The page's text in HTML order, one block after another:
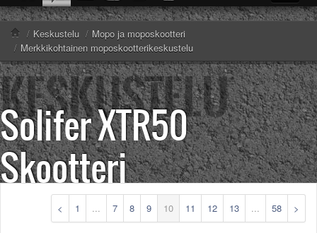
ETUSIVU
Moottoripyörät
Kevytmoottoripyörät
Mopot
Enduro/MX
KESKUSTELU
Haku
Säännöt ja ohjeet
KUVAT/VIDEOT
Haku
Säännöt ja ohjeet
Uudet kuvat
Uudet videot
/ Keskustelu / Mopo ja moposkootteri
/ Merkkikohtainen moposkootterikeskustelu
Solifer XTR50
Skootteri
< 1 ... 7 8 9 10 11 12 13 ... 58 >